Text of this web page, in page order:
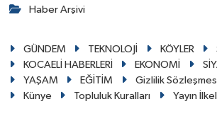
Haber Arşivi
GÜNDEM TEKNOLOJİ KÖYLER
KOCAELİ HABERLERİ
EKONOMİ
YAŞAM
EĞİTİM Gizlilik
Künye
Topluluk Kuralları Yayın